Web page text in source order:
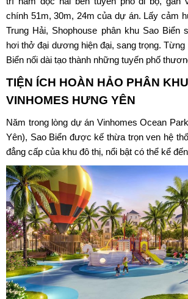
chính 51m, 30m, 24m của dự án. Lấy cảm
Trung Hải, Shophouse phân khu Sao Biển
hơi thở đại dương hiện đại, sang trọng.
Biển nối dài tạo thành những tuyến phố
TIỆN ÍCH HOÀN HẢO PHÂN KHU
VINHOMES HƯNG YÊN
Năm trong lòng dự án Vinhomes Ocean
Yên), Sao Biển được kế thừa trọn ven hệ
đẳng cấp của khu đô thị, nổi bật có thể kể